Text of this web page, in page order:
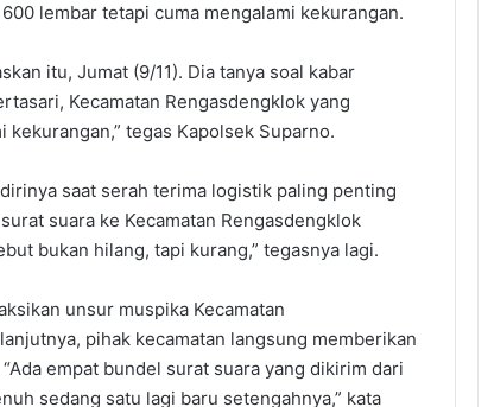
lembar tetapi cuma mengalami kekurangan.
itu, Jumat (9/11). Dia tanya soal kabar
Kecamatan Rengasdengklok yang
tegas Kapolsek Suparno.
saat serah terima logistik paling penting
suara ke Kecamatan Rengasdengklok
bukan hilang, tapi kurang,” tegasnya lagi.
unsur muspika Kecamatan
pihak kecamatan langsung memberikan
empat bundel surat suara yang dikirim dari
sedang satu lagi baru setengahnya,” kata